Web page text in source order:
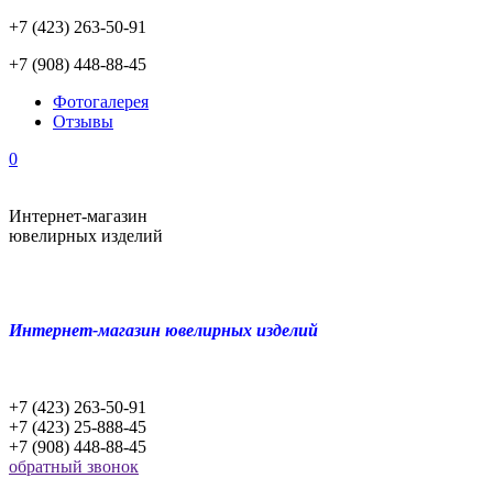
+7 (423) 263-50-91
+7 (908) 448-88-45
Фотогалерея
Отзывы
0
Интернет-магазин
ювелирных изделий
Интернет-магазин ювелирных изделий
+7 (423) 263-50-91
+7 (423) 25-888-45
+7 (908) 448-88-45
обратный звонок